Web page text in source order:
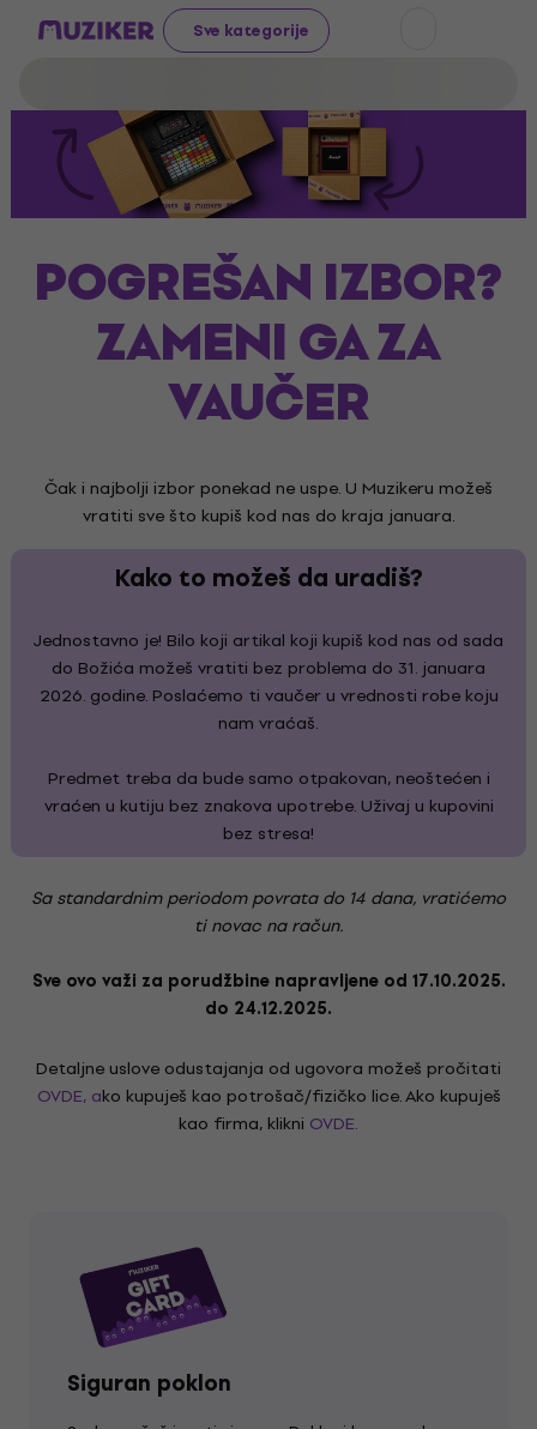
Sve kategorije
POGREŠAN IZBOR?
ZAMENI GA ZA
VAUČER
Čak i najbolji izbor ponekad ne uspe. U Muzikeru možeš
vratiti sve što kupiš kod nas do kraja januara.
Kako to možeš da uradiš?
Jednostavno je! Bilo koji artikal koji kupiš kod nas od sada
do Božića možeš vratiti bez problema do 31. januara
2026. godine. Poslaćemo ti vaučer u vrednosti robe koju
nam vraćaš.
Predmet treba da bude samo otpakovan, neoštećen i
vraćen u kutiju bez znakova upotrebe. Uživaj u kupovini
bez stresa!
Sa standardnim periodom povrata do 14 dana, vratićemo
ti novac na račun.
Sve ovo važi za porudžbine napravljene od 17.10.2025.
do 24.12.2025.
Detaljne uslove odustajanja od ugovora možeš pročitati
OVDE, ako kupuješ kao potrošač/fizičko lice. Ako kupuješ
kao firma, klikni OVDE.
Siguran poklon